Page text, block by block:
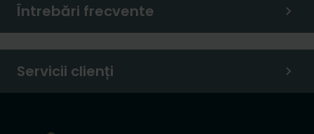
Întrebări frecvente
Servicii clienți